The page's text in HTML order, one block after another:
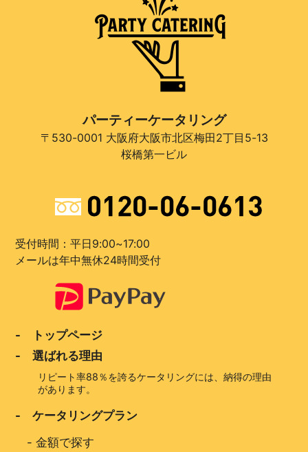
パーティーケータリング
〒530-0001 大阪府大阪市北区梅田2丁目5-13
桜橋第一ビル
受付時間：平日9:00~17:00
メールは年中無休24時間受付
- トップページ
- 選ばれる理由
リピート率88％を誇るケータリングには、納得の理由
があります。
- ケータリングプラン
-金額で探す